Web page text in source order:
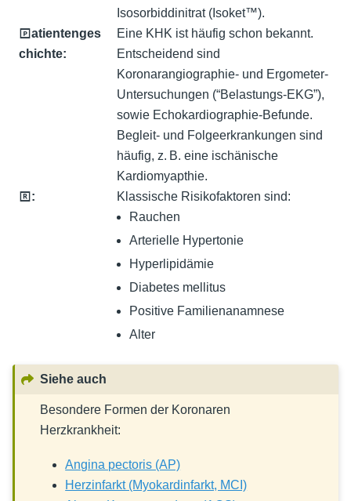
Isosorbiddinitrat (Isoket™).
🄿atientenges
chichte:
Eine KHK ist häufig schon bekannt.
Entscheidend sind
Koronarangiographie- und Ergometer-
Untersuchungen (“Belastungs-EKG”),
sowie Echokardiographie-Befunde.
Begleit- und Folgeerkrankungen sind
häufig, z. B. eine ischänische
Kardiomyapthie.
🅁:
Klassische Risikofaktoren sind:
Rauchen
Arterielle Hypertonie
Hyperlipidämie
Diabetes mellitus
Positive Familienanamnese
Alter
Siehe auch
Besondere Formen der Koronaren
Herzkrankheit:
Angina pectoris (AP)
Herzinfarkt (Myokardinfarkt, MCI)